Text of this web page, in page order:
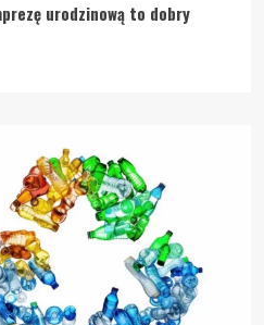
urodzinową to dobry